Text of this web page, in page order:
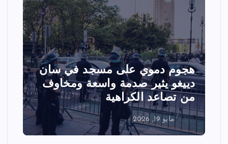
هجوم دموي على مسجد في سان
دييغو يثير صدمة واسعة ومخاوف
من تصاعد الكراهية
مايو 19, 2026